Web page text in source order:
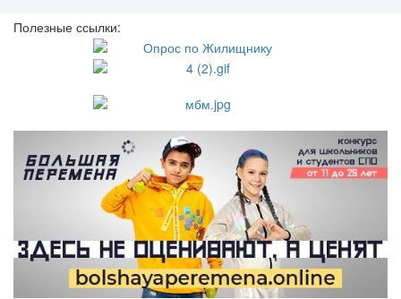
Полезные ссылки: